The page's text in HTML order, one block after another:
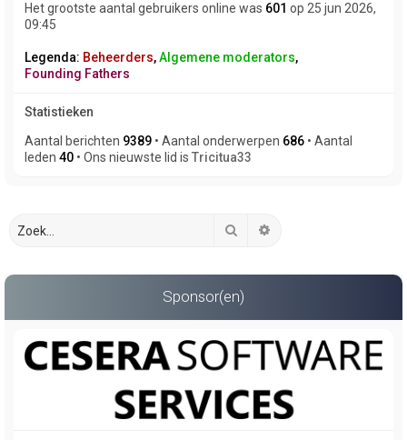
Het grootste aantal gebruikers online was 601 op 25 jun 2026,
09:45
Legenda: Beheerders,Algemene moderators,
Founding Fathers
Statistieken
Aantal berichten 9389 • Aantal onderwerpen 686 • Aantal
leden 40 • Ons nieuwste lid is Tricitua33
Zoek
Sponsor(en)